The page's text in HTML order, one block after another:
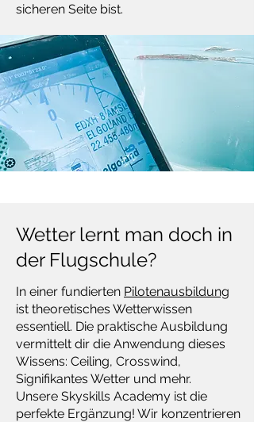
sicheren Seite bist.
Wetter lernt man doch in
der Flugschule?
In einer fundierten Pilotenausbildung
ist theoretisches Wetterwissen
essentiell. Die praktische Ausbildung
vermittelt dir die Anwendung dieses
Wissens: Ceiling, Crosswind,
Signifikantes Wetter und mehr.
Unsere Skyskills Academy ist die
perfekte Ergänzung! Wir konzentrieren